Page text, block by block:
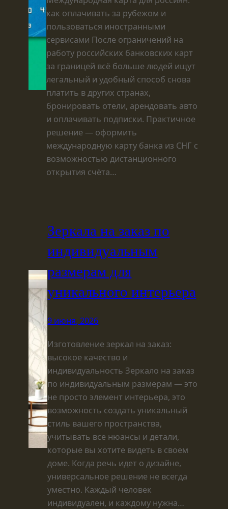
как оплачивать за рубежом и
пользоваться иностранными
сервисами После ограничений на
работу российских банковских карт
за границей всё больше людей ищут
легальный и удобный способ снова
платить в других странах,
бронировать отели, арендовать авто
и оплачивать подписки. Практичное
решение — оформить
международную карту банка из СНГ с
возможностью дистанционного
открытия счёта…
Зеркала на заказ по
индивидуальным
размерам для
уникального интерьера
9 июня, 2026
Изготовление зеркал на заказ:
высокое качество и
индивидуальность Зеркало на заказ
по индивидуальным размерам — это
не просто элемент интерьера, это
возможность создать уникальный
стиль вашего пространства,
учитывать все нюансы и детали,
которые вы хотите видеть в своем
доме. Когда речь идет о дизайне,
универсальное решение не всегда
уместно. Каждый человек
индивидуален, и каждому нужна…